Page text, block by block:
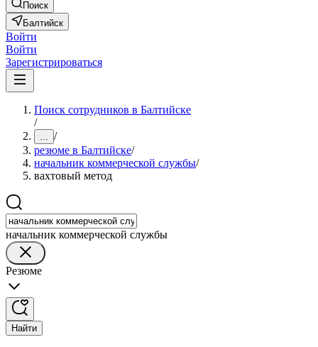
Поиск
Балтийск
Войти
Войти
Зарегистрироваться
Поиск сотрудников в Балтийске
/
... /
резюме в Балтийске/
начальник коммерческой службы/
вахтовый метод
начальник коммерческой службы
Резюме
Найти